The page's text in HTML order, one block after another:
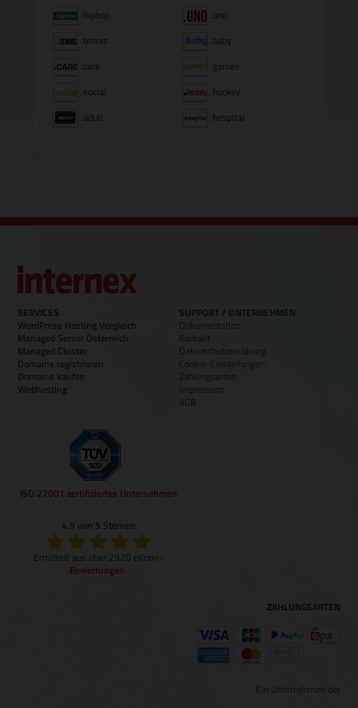
.hiphop
.uno
.tennis
.baby
.care
.games
.social
.hockey
.adult
.hospital
SERVICES
WordPress Hosting Vergleich
Managed Server Österreich
Managed Cluster
Domains registrieren
Domains kaufen
Webhosting
SUPPORT / UNTERNEHMEN
Dokumentation
Kontakt
Datenschutzerklärung
Cookie-Einstellungen
Zahlungsarten
Impressum
AGB
ISO 27001 zertifiziertes Unternehmen
4.9 von 5 Sternen
Ermittelt aus über 2920 eKomi-
Bewertungen
ZAHLUNGSARTEN
Ein Unternehmen der